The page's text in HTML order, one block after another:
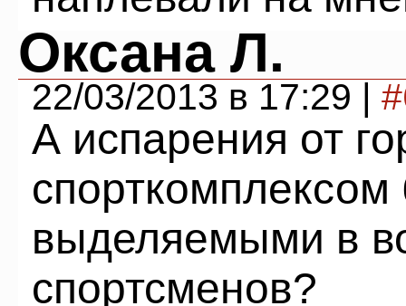
Оксана Л.
22/03/2013 в 17:29 |
А испарения от
спорткомплексом
выделяемыми в
спортсменов?